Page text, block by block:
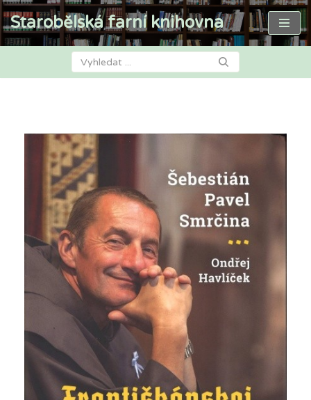
Přeskočit
Starobělská farní knihovna